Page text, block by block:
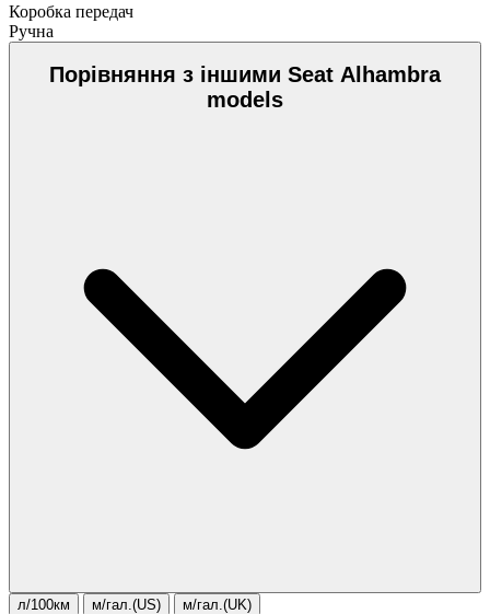
Коробка передач
Ручна
Порівняння з іншими Seat Alhambra
models
л/100км м/гал.(US) м/гал.(UK)